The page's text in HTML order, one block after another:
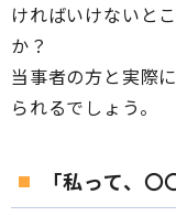
ければいけないと
か？
当事者の方と実際
られるでしょう。
「私って、〇